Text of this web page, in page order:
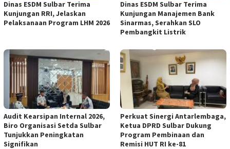
Dinas ESDM Sulbar Terima
Kunjungan RRI, Jelaskan
Pelaksanaan Program LHM 2026
Dinas ESDM Sulbar Terima
Kunjungan Manajemen Bank
Sinarmas, Serahkan SLO
Pembangkit Listrik
Audit Kearsipan Internal 2026,
Biro Organisasi Setda Sulbar
Tunjukkan Peningkatan
Signifikan
Perkuat Sinergi Antarlembaga,
Ketua DPRD Sulbar Dukung
Program Pembinaan dan
Remisi HUT RI ke-81